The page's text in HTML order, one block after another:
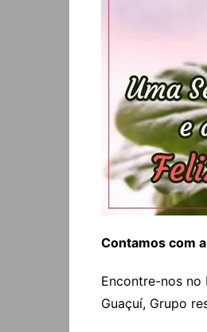
Contamos com
Encontre-nos no
Guaçuí, Grupo